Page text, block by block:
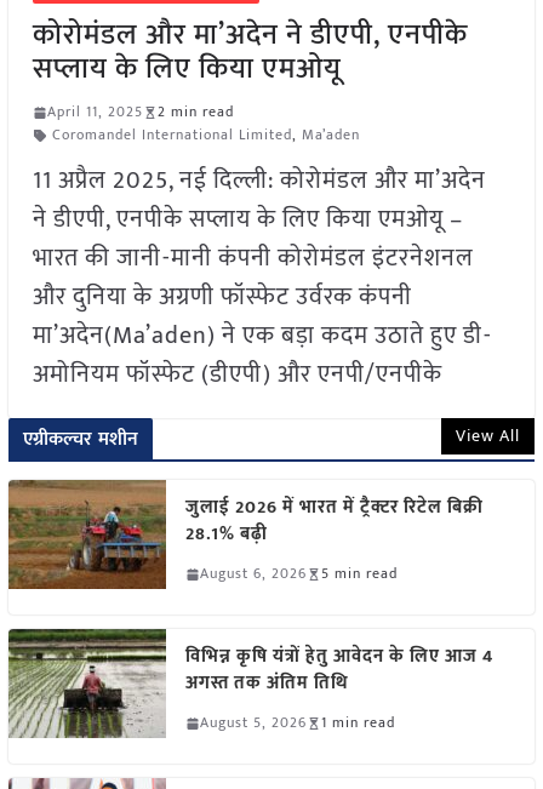
कोरोमंडल और मा’अदेन ने डीएपी, एनपीके
सप्लाय के लिए किया एमओयू
April 11, 2025
2 min read
Coromandel International Limited, Ma’aden
11 अप्रैल 2025, नई दिल्ली: कोरोमंडल और मा’अदेन
ने डीएपी, एनपीके सप्लाय के लिए किया एमओयू –
भारत की जानी-मानी कंपनी कोरोमंडल इंटरनेशनल
और दुनिया के अग्रणी फॉस्फेट उर्वरक कंपनी
मा’अदेन(Ma’aden) ने एक बड़ा कदम उठाते हुए डी-
अमोनियम फॉस्फेट (डीएपी) और एनपी/एनपीके
एग्रीकल्चर मशीन View All
जुलाई 2026 में भारत में ट्रैक्टर रिटेल बिक्री
28.1% बढ़ी
August 6, 2026 5 min read
विभिन्न कृषि यंत्रों हेतु आवेदन के लिए आज 4
अगस्त तक अंतिम तिथि
August 5, 2026 1 min read